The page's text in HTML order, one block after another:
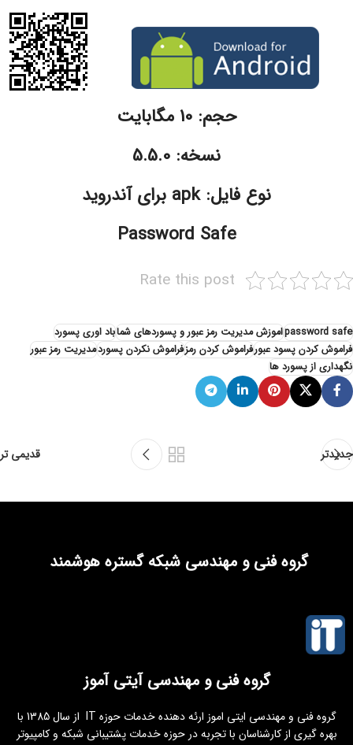
حجم: 10 مگابايت
نسخه: 5.5.0
نوع فایل: apk برای آندروید
Password Safe
Rate this post
password safeاموزش مدیریت رمز عبور و پسوردهای شماباد اوری پسورد
فراموش کردن پسود عبورفراموش کردن رمزفراموش نکردن پسوردمدیریت رمز عبور
نگهداری از پسورد ها
جدیدتر قدیمی تر
گروه فنی و مهندسی شبکه گستره هوشمند
گروه فنی و مهندسی آیتی آموز
گروه فنی و مهندسی ایتی اموز ارئه دهنده خدمات حوزه IT از سال 1385 با
بهره گیری از کارشناسان با تجربه در حوزه خدمات پشتیبانی شبکه و کامپیوتر